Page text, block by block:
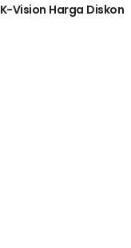
Vision Harga Diskon